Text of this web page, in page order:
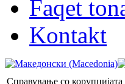
Faqet
Kontakt
Справување со